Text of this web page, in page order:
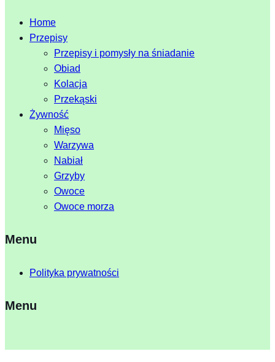
Home
Przepisy
Przepisy i pomysły na śniadanie
Obiad
Kolacja
Przekąski
Żywność
Mięso
Warzywa
Nabiał
Grzyby
Owoce
Owoce morza
Menu
Polityka prywatności
Menu